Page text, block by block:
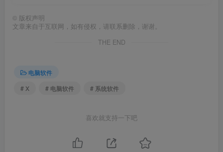
© 版权声明
文章来自于互联网，如有侵权，请联系删除，谢谢。
THE END
电脑软件
# X
# 电脑软件 # 系统软件
喜欢就支持一下吧